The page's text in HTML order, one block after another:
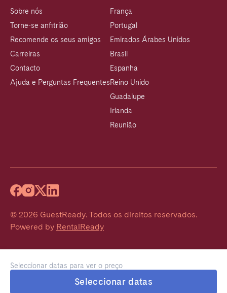
Seleccionar datas para ver o preço
Seleccionar datas
Sobre nós
Torne-se anfitrião
Recomende os seus amigos
Carreiras
Contacto
Ajuda e Perguntas Frequentes
França
Portugal
Emirados Árabes Unidos
Brasil
Espanha
Reino Unido
Guadalupe
Irlanda
Reunião
© 2026 GuestReady. Todos os direitos reservados.
Powered by RentalReady